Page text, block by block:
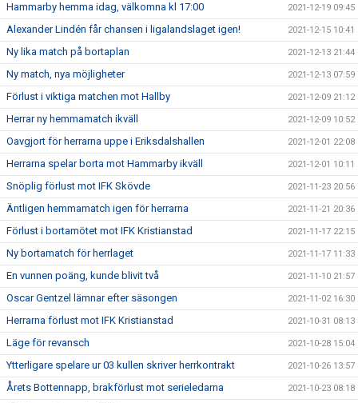
Hammarby hemma idag, välkomna kl 17:00 2021-12-19 09:45
Alexander Lindén får chansen i ligalandslaget igen! 2021-12-15 10:41
Ny lika match på bortaplan 2021-12-13 21:44
Ny match, nya möjligheter 2021-12-13 07:59
Förlust i viktiga matchen mot Hallby 2021-12-09 21:12
Herrar ny hemmamatch ikväll 2021-12-09 10:52
Oavgjort för herrarna uppe i Eriksdalshallen 2021-12-01 22:08
Herrarna spelar borta mot Hammarby ikväll 2021-12-01 10:11
Snöplig förlust mot IFK Skövde 2021-11-23 20:56
Äntligen hemmamatch igen för herrarna 2021-11-21 20:36
Förlust i bortamötet mot IFK Kristianstad 2021-11-17 22:15
Ny bortamatch för herrlaget 2021-11-17 11:33
En vunnen poäng, kunde blivit två 2021-11-10 21:57
Oscar Gentzel lämnar efter säsongen 2021-11-02 16:30
Herrarna förlust mot IFK Kristianstad 2021-10-31 08:13
Läge för revansch 2021-10-28 15:04
Ytterligare spelare ur 03 kullen skriver herrkontrakt 2021-10-26 13:57
Årets Bottennapp, brakförlust mot serieledarna 2021-10-23 08:18